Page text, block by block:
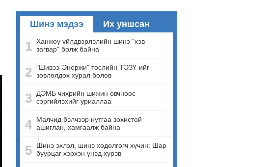
Шинэ мэдээ Их уншсан
1 Ханжөү үйлдвэрлэлийн шинэ "хэв
загвар" болж байна
2 "Шивээ-Энержи" төслийн ТЭЗҮ-ийг
зөвлөлдөх хурал болов
3
ДЭМБ чихрийн шижин өвчнөөс
сэргийлэхийг уриаллаа
4
Малчид бэлчээр нутгаа зохистой
ашиглан, хамгаалж байна
5
Шинэ эхлэл, шинэ хөдөлгөгч хүчин: Шар
буурцаг хэрхэн үнэд хүрэв